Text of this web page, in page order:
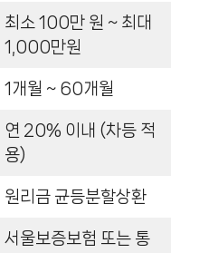
최소 100만 원 ~ 최대
1,000만원
1개월 ~ 60개월
연 20% 이내 (차등 적
용)
원리금 균등분할상환
서울보증보험 또는 통